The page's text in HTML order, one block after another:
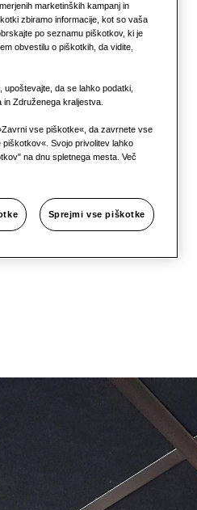
marketinških kampanj in
zbiramo informacije, kot so vaša
po seznamu piškotkov, ki je
obvestilu o piškotkih, da vidite,
da se lahko podatki,
Združenega kraljestva.
vse piškotke«, da zavrnete vse
Svojo privolitev lahko
na dnu spletnega mesta. Več
Sprejmi vse piškotke